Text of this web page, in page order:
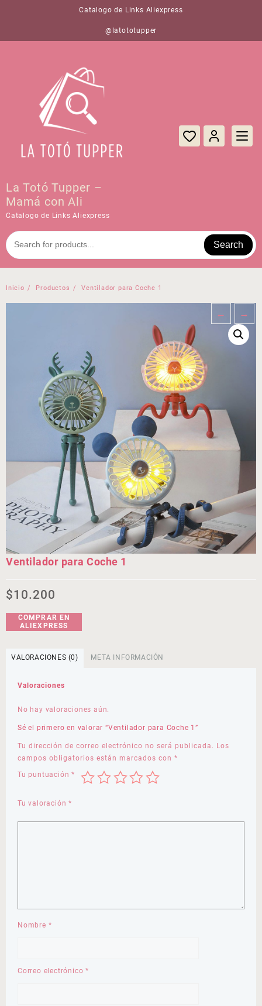
Catalogo de Links Aliexpress
@latototupper
La Totó Tupper –
Mamá con Ali
Catalogo de Links Aliexpress
Search
Inicio Productos Ventilador para Coche 1
← →
Ventilador para Coche 1
$10.200
COMPRAR EN
ALIEXPRESS
VALORACIONES (0) META INFORMACIÓN
Valoraciones
No hay valoraciones aún.
Sé el primero en valorar “Ventilador para Coche 1”
Tu dirección de correo electrónico no será publicada. Los
campos obligatorios están marcados con *
Tu puntuación*
Tu valoración*
Nombre *
Correo electrónico*